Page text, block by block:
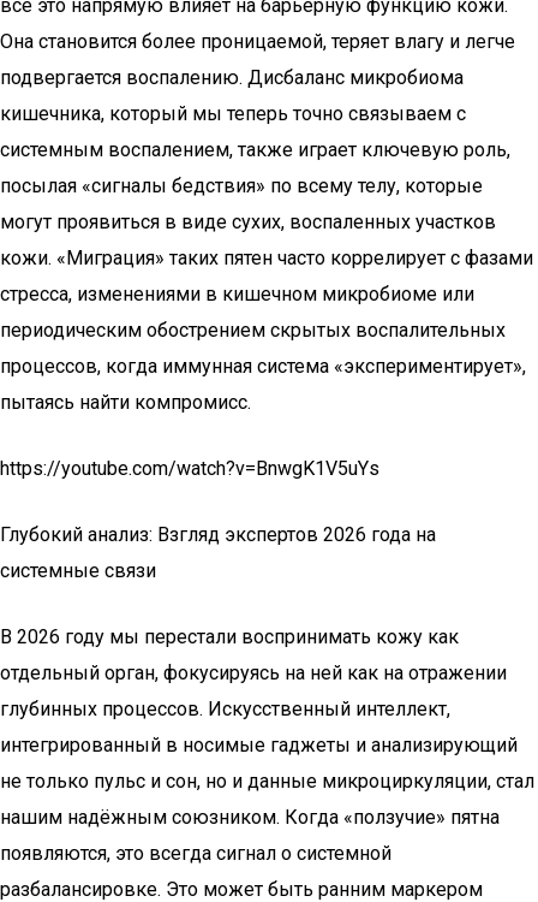
всё это напрямую влияет на барьерную функцию кожи.
Она становится более проницаемой, теряет влагу и легче
подвергается воспалению. Дисбаланс микробиома
кишечника, который мы теперь точно связываем с
системным воспалением, также играет ключевую роль,
посылая «сигналы бедствия» по всему телу, которые
могут проявиться в виде сухих, воспаленных участков
кожи. «Миграция» таких пятен часто коррелирует с фазами
стресса, изменениями в кишечном микробиоме или
периодическим обострением скрытых воспалительных
процессов, когда иммунная система «экспериментирует»,
пытаясь найти компромисс.
https://youtube.com/watch?v=BnwgK1V5uYs
Глубокий анализ: Взгляд экспертов 2026 года на
системные связи
В 2026 году мы перестали воспринимать кожу как
отдельный орган, фокусируясь на ней как на отражении
глубинных процессов. Искусственный интеллект,
интегрированный в носимые гаджеты и анализирующий
не только пульс и сон, но и данные микроциркуляции, стал
нашим надёжным союзником. Когда «ползучие» пятна
появляются, это всегда сигнал о системной
разбалансировке. Это может быть ранним маркером